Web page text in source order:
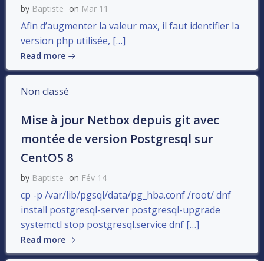
by Baptiste on Mar 11
Afin d’augmenter la valeur max, il faut identifier la
version php utilisée, […]
Read more
Non classé
Mise à jour Netbox depuis git avec
montée de version Postgresql sur
CentOS 8
by Baptiste on Fév 14
cp -p /var/lib/pgsql/data/pg_hba.conf /root/ dnf
install postgresql-server postgresql-upgrade
systemctl stop postgresql.service dnf […]
Read more